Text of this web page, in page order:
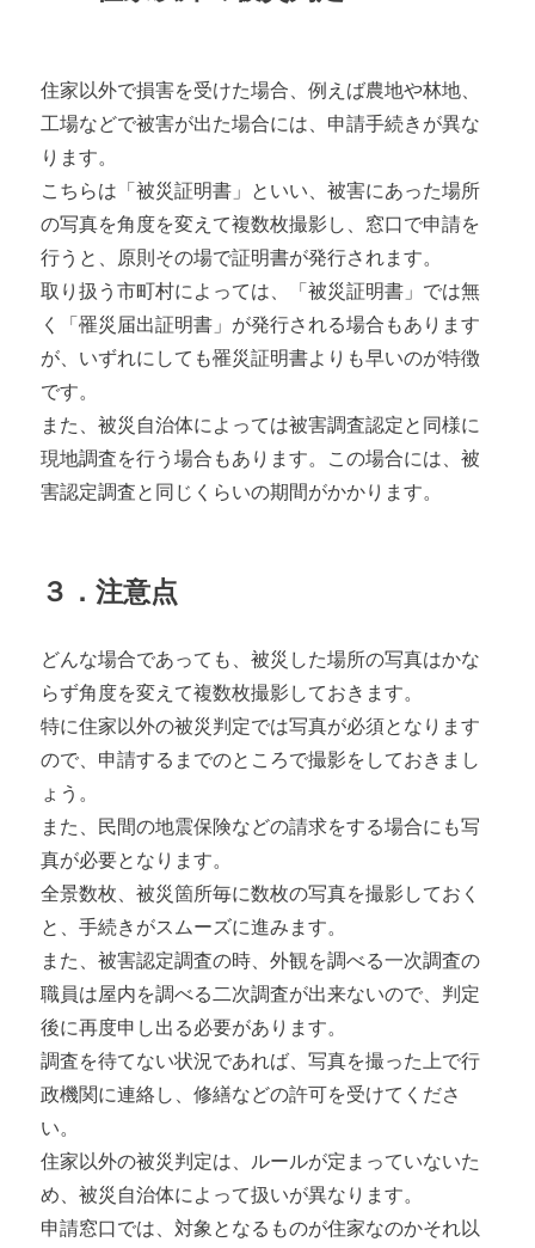
住家以外で損害を受けた場合、例えば農地や林地、
工場などで被害が出た場合には、申請手続きが異な
ります。
こちらは「被災証明書」といい、被害にあった場所
の写真を角度を変えて複数枚撮影し、窓口で申請を
行うと、原則その場で証明書が発行されます。
取り扱う市町村によっては、「被災証明書」では無
く「罹災届出証明書」が発行される場合もあります
が、いずれにしても罹災証明書よりも早いのが特徴
です。
また、被災自治体によっては被害調査認定と同様に
現地調査を行う場合もあります。この場合には、被
害認定調査と同じくらいの期間がかかります。
３．注意点
どんな場合であっても、被災した場所の写真はかな
らず角度を変えて複数枚撮影しておきます。
特に住家以外の被災判定では写真が必須となります
ので、申請するまでのところで撮影をしておきまし
ょう。
また、民間の地震保険などの請求をする場合にも写
真が必要となります。
全景数枚、被災箇所毎に数枚の写真を撮影しておく
と、手続きがスムーズに進みます。
また、被害認定調査の時、外観を調べる一次調査の
職員は屋内を調べる二次調査が出来ないので、判定
後に再度申し出る必要があります。
調査を待てない状況であれば、写真を撮った上で行
政機関に連絡し、修繕などの許可を受けてくださ
い。
住家以外の被災判定は、ルールが定まっていないた
め、被災自治体によって扱いが異なります。
申請窓口では、対象となるものが住家なのかそれ以